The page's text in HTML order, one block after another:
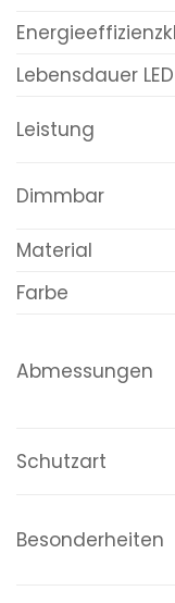
Lebensdauer LED
Leistung
Dimmbar
Material
Farbe
Abmessungen
Schutzart
Besonderheiten